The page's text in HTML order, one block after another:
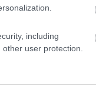
including
user protection.
,X,